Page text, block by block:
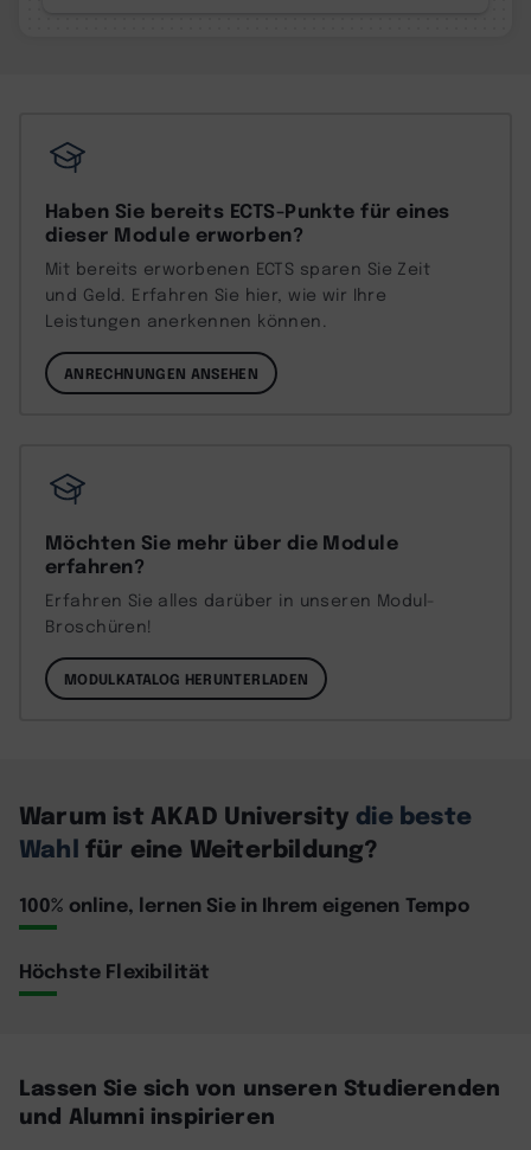
Haben Sie bereits ECTS-Punkte für eines
dieser Module erworben?
Mit bereits erworbenen ECTS sparen Sie Zeit
und Geld. Erfahren Sie hier, wie wir Ihre
Leistungen anerkennen können.
ANRECHNUNGEN ANSEHEN
Möchten Sie mehr über die Module
erfahren?
Erfahren Sie alles darüber in unseren Modul-
Broschüren!
MODULKATALOG HERUNTERLADEN
Warum ist AKAD Universitydie beste
Wahl für eine Weiterbildung?
100% online, lernen Sie in Ihrem eigenen Tempo
Höchste Flexibilität
Lassen Sie sich von unseren Studierenden
und Alumni inspirieren